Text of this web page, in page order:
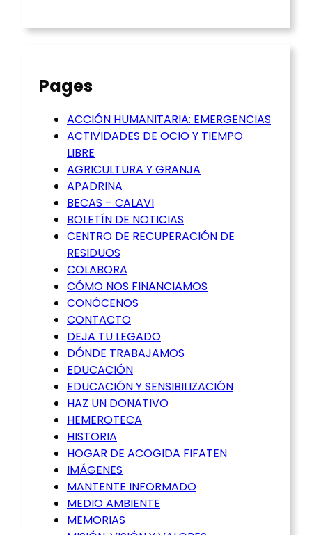
Pages
ACCIÓN HUMANITARIA: EMERGENCIAS
ACTIVIDADES DE OCIO Y TIEMPO
LIBRE
AGRICULTURA Y GRANJA
APADRINA
BECAS – CALAVI
BOLETÍN DE NOTICIAS
CENTRO DE RECUPERACIÓN DE
RESIDUOS
COLABORA
CÓMO NOS FINANCIAMOS
CONÓCENOS
CONTACTO
DEJA TU LEGADO
DÓNDE TRABAJAMOS
EDUCACIÓN
EDUCACIÓN Y SENSIBILIZACIÓN
HAZ UN DONATIVO
HEMEROTECA
HISTORIA
HOGAR DE ACOGIDA FIFATEN
IMÁGENES
MANTENTE INFORMADO
MEDIO AMBIENTE
MEMORIAS